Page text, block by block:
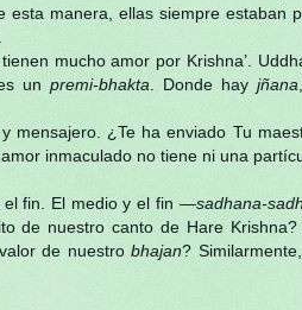
esta manera, ellas siempre estaban
mucho amor por Krishna’.
unpremi-bhakta . Donde hayjñana
mensajero. ¿Te ha enviado Tu
inmaculado no tiene ni una
el fin. El medio y el fin —sadhana-
de nuestro canto de Hare
de nuestrobhajan?